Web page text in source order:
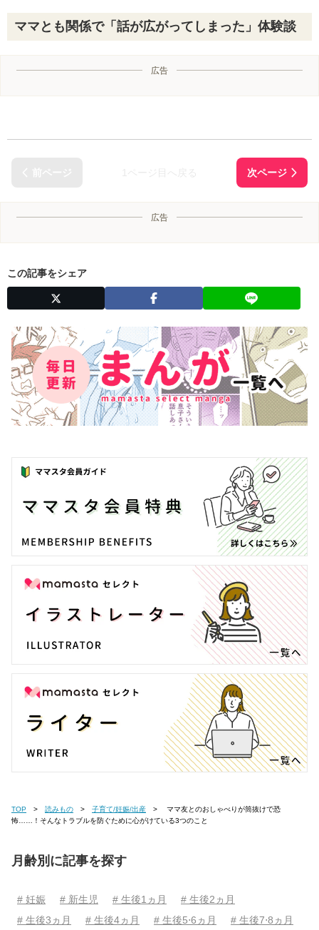
ママとも関係で「話が広がってしまった」体験談
広告
広告
この記事をシェア
TOP 読みもの 子育て/妊娠/出産
怖……！そんなトラブルを防ぐために心がけている3つのこと
月齢別に記事を探す
# 妊娠 # 新生児 # 生後1ヵ月
# 生後2ヵ月
# 生後3ヵ月
# 生後4ヵ月 # 生後5⋅6ヵ月
# 生後7⋅8ヵ月